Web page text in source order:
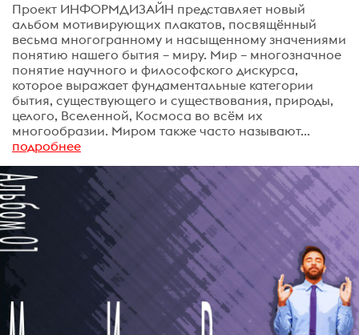
Проект ИНФОРМДИЗАЙН представляет новый
альбом мотивирующих плакатов, посвящённый
весьма многогранному и насыщенному значениями
понятию нашего бытия – миру. Мир – многозначное
понятие научного и философского дискурса,
которое выражает фундаментальные категории
бытия, существующего и существования, природы,
целого, Вселенной, Космоса во всём их
многообразии. Миром также часто называют...
подробнее